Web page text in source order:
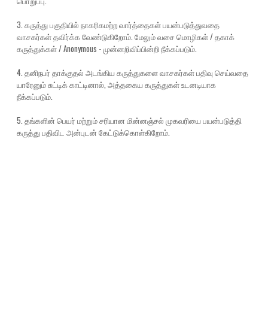
3. கருத்து பகுதியில் நாகரிகமற்ற வார்த்தைகள் பயன்படுத்துவதை
வாசகர்கள் தவிர்க்க வேண்டுகிறோம். மேலும் வசை மொழிகள் / தகாக்
கருத்துக்கள் / Anonymous - முன்னறிவிப்பின்றி நீக்கப்படும்.
4. தனிநபர் தாக்குதல் அடங்கிய கருத்துகளை வாசகர்கள் பதிவு செய்வதை
யாரேனும் சுட்டிக் காட்டினால், அத்தகைய கருத்துகள் உடனடியாக
நீக்கப்படும்.
5. தங்களின் பெயர் மற்றும் சரியான மின்னஞ்சல் முகவரியை பயன்படுத்தி
கருத்து பதிவிட அன்புடன் கேட்டுக்கொள்கிறோம்.